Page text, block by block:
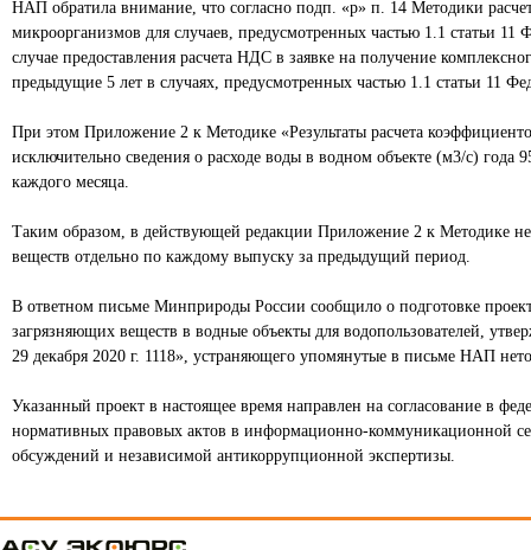
НАП обратила внимание, что согласно подп. «р» п. 14 Методики
микроорганизмов для случаев, предусмотренных частью 1.1 статьи
случае предоставления расчета НДС в заявке на получение
предыдущие 5 лет в случаях, предусмотренных частью 1.1 статьи 11
При этом Приложение 2 к Методике «Результаты расчета
исключительно сведения о расходе воды в водном объекте (м3/с)
каждого месяца.
Таким образом, в действующей редакции Приложение 2 к Методике
веществ отдельно по каждому выпуску за предыдущий период.
В ответном письме Минприроды России сообщило о подготовке
загрязняющих веществ в водные объекты для водопользователей,
29 декабря 2020 г. 1118», устраняющего упомянутые в письме НАП
Указанный проект в настоящее время направлен на согласование в
нормативных правовых актов в информационно-коммуникационной
обсуждений и независимой антикоррупционной экспертизы.